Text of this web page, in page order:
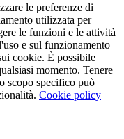
le preferenze di
utilizzata per
le funzioni e le attività
e sul funzionamento
cookie. È possibile
momento. Tenere
scopo specifico può
Cookie policy